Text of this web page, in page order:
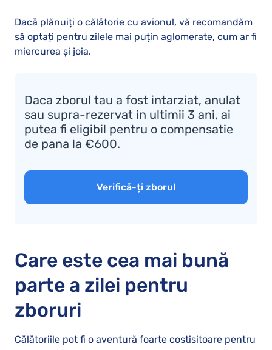
Dacă plănuiți o călătorie cu avionul, vă recomandăm
să optați pentru zilele mai puțin aglomerate, cum ar fi
miercurea și joia.
Daca zborul tau a fost intarziat, anulat
sau supra-rezervat in ultimii 3 ani, ai
putea fi eligibil pentru o compensatie
de pana la €600.
Verifică-ți zborul
Care este cea mai bună
parte a zilei pentru
zboruri
Călătoriile pot fi o aventură foarte costisitoare pentru